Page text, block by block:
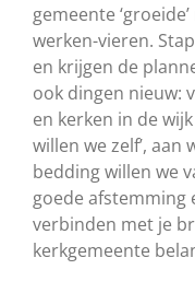
gemeente
werken-vieren.
en krijgen de
ook dingen nieuw:
en kerken in de
willen we zelf’, aan
bedding willen we
goede afstemming
verbinden met je
kerkgemeente